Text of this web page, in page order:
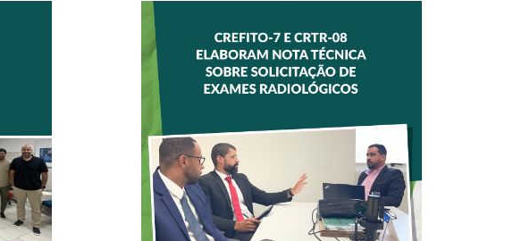
CREFITO-7 E
CRTR-08 INICIAM
NOTA TÉCNICA
SOLICITAÇÃO DE
EXAMES
RADIOLÓGICOS